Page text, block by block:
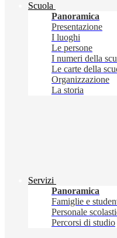
Scuola
Panoramica
Presentazione
I luoghi
Le persone
I numeri della
Le carte della
Organizzazione
La storia
Servizi
Panoramica
Famiglie e
Personale
Percorsi di studio